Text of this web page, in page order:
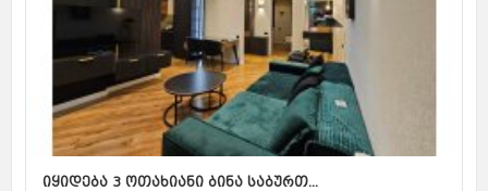
იყიდება 3 ოთახიანი ბინა საბურთ...